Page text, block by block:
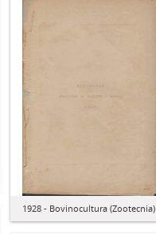
1928 - Bovinocultura (Zootecnia)